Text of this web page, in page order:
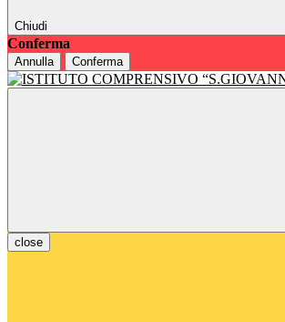
Chiudi
Conferma
Annulla Conferma
close